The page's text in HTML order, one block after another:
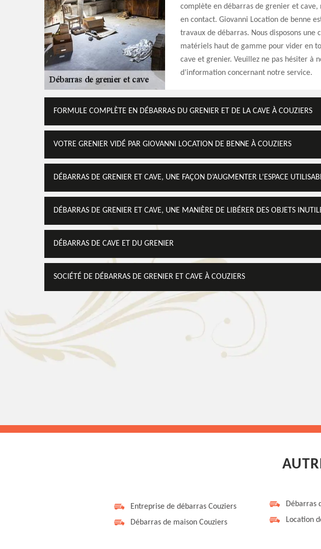
complète en débarras de grenier et cave,
en contact. Giovanni Location de benne
travaux de débarras. Nous disposons une
matériels haut de gamme pour vider en
cave et grenier. Veuillez ne pas hésiter à
d’information concernant notre service.
FORMULE COMPLÈTE EN DÉBARRAS DU GRENIER ET DE LA CAVE À COUZIERS
VOTRE GRENIER VIDÉ PAR GIOVANNI LOCATION DE BENNE À COUZIERS
DÉBARRAS DE GRENIER ET CAVE, UNE FAÇON D’AUGMENTER L’ESPACE
DÉBARRAS DE GRENIER ET CAVE, UNE MANIÈRE DE LIBÉRER DES OBJETS
DÉBARRAS DE CAVE ET DU GRENIER
SOCIÉTÉ DE DÉBARRAS DE GRENIER ET CAVE À COUZIERS
Entreprise de débarras Couziers
Débarras de maison Couziers
Débarras
Location